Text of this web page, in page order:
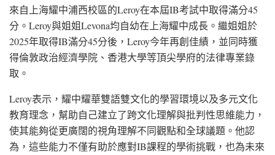
來自上海耀中浦西校區的Leroy在本屆IB考試中取得滿分45
分。Leroy與姐姐Levona均自幼在上海耀中成長。繼姐姐於
2025年取得IB滿分45分後，Leroy今年再創佳績，並同時獲
得倫敦政治經濟學院、香港大學等頂尖學府的法律專業錄
取。
Leroy表示，耀中耀華雙語雙文化的學習環境以及多元文化
教育理念，幫助自己建立了跨文化理解與批判性思維能力，
使其能夠從更廣闊的視角理解不同觀點和全球議題。他認
為，這些能力不僅有助於應對IB課程的學術挑戰，也為未來